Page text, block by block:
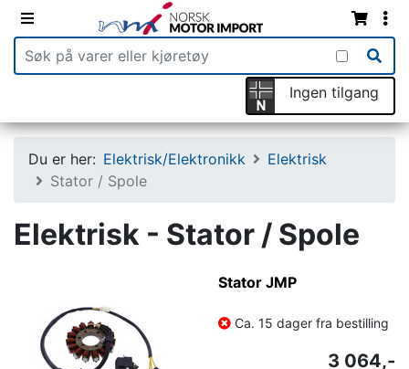
Ingen tilgang
Du er her: Elektrisk/Elektronikk
Elektrisk
Stator / Spole
Elektrisk - Stator / Spole
Stator JMP
Ca. 15 dager fra bestilling
3 064,-